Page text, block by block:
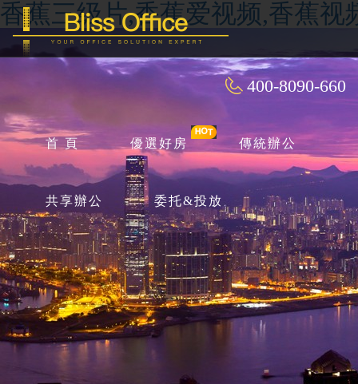
香蕉三级片,香蕉爱视频,香蕉视
400-8090-660
首 頁 優選好房 傳統辦公
共享辦公 委托&投放